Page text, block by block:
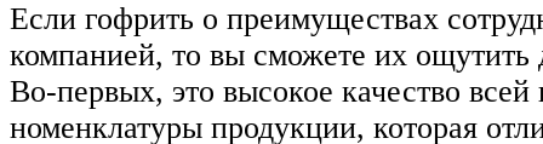
Если гофрить о преимуществах
компанией, то вы сможете их ощутить
Во-первых, это высокое качество всей
номенклатуры продукции, которая